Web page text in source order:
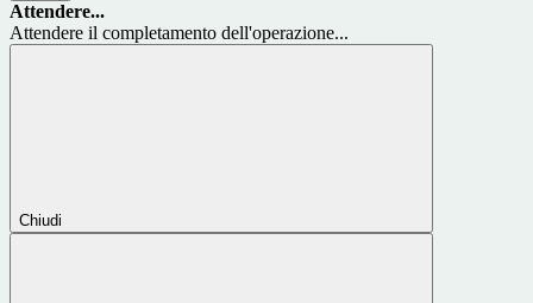
Attendere...
Attendere il completamento dell'operazione...
Chiudi